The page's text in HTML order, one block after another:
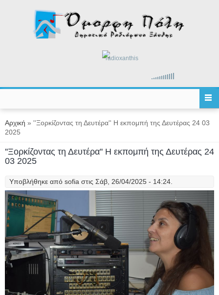
radioxanthis
Είστε εδώ
Αρχική » ''Ξορκίζοντας τη Δευτέρα'' Η εκπομπή της Δευτέρας 24 03
2025
''Ξορκίζοντας τη Δευτέρα'' Η εκπομπή της Δευτέρας 24
03 2025
Υποβλήθηκε από sofia στις Σάβ, 26/04/2025 - 14:24.